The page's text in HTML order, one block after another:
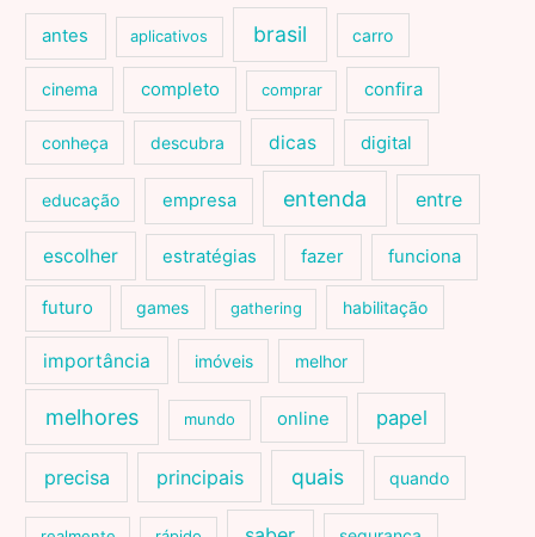
antes aplicativos brasil carro
cinema completo comprar confira
conheça descubra dicas digital
educação empresa entenda entre
escolher estratégias fazer funciona
futuro games gathering habilitação
importância imóveis melhor
melhores mundo online papel
precisa principais quais quando